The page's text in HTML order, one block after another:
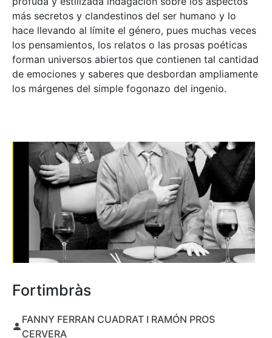
más secretos y clandestinos del ser humano y lo
hace llevando al límite el género, pues muchas veces
los pensamientos, los relatos o las prosas poéticas
forman universos abiertos que contienen tal cantidad
de emociones y saberes que desbordan ampliamente
los márgenes del simple fogonazo del ingenio.
Fortimbràs
FANNY FERRAN CUADRAT I RAMÓN PROS
CERVERA